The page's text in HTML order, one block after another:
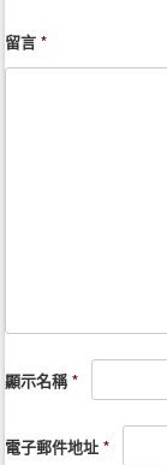
留言*
顯示名稱*
電子郵件地址*